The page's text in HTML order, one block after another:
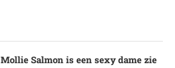
Mollie Salmon is een sexy dame zie